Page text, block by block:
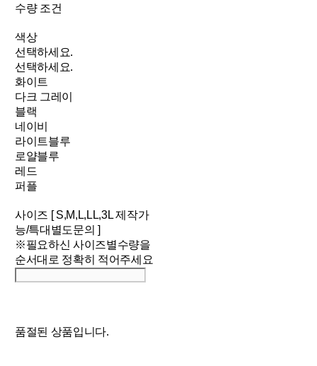
수량 조건
색상
선택하세요.
선택하세요.
화이트
다크 그레이
블랙
네이비
라이트블루
로얄블루
레드
퍼플
사이즈 [ S,M,L,LL,3L 제작가
능/특대별도문의 ]
※필요하신 사이즈별수량을
순서대로 정확히 적어주세요
품절된 상품입니다.